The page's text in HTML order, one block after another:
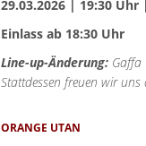
29.03.2026 | 19:30 Uhr
Einlass ab 18:30 Uhr
Line-up-Änderung: Gaffa
Stattdessen freuen wir uns
ORANGE UTAN